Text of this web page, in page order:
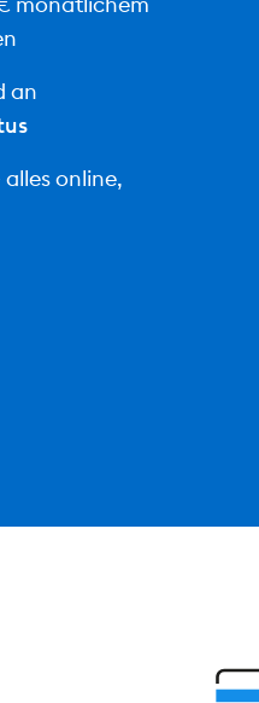
an
online,